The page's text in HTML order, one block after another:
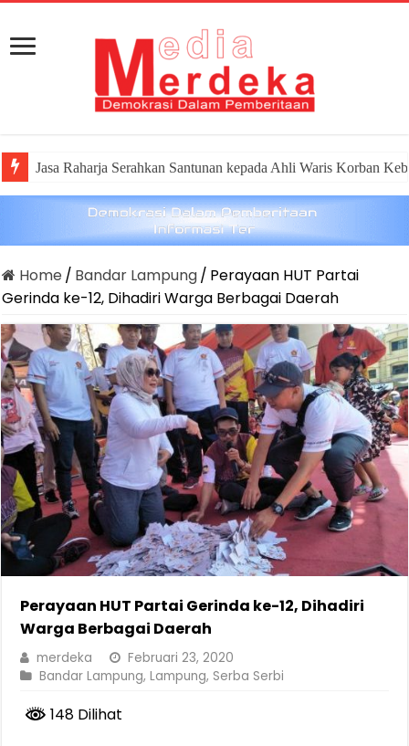
Jasa Raharja Serahkan Santunan kepada Ahli Waris Korban
Dirut Jasa Raharja Dampingi Wamenhub Tinjau Penanganan
Home / Bandar Lampung/ Perayaan HUT Partai
Gerinda ke-12, Dihadiri Warga Berbagai Daerah
Perayaan HUT Partai Gerinda ke-12, Dihadiri
Warga Berbagai Daerah
merdeka
Februari 23, 2020
Bandar Lampung,Lampung, Serba Serbi
148 Dilihat